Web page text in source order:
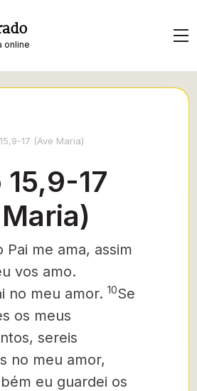
online
17 (Ave Maria)
17
Pai me ama, assim
vos amo.
no meu amor. 10Se
os meus
sereis
no meu amor,
eu guardei os